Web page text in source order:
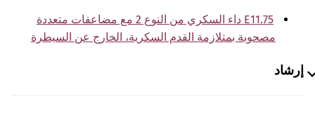
E11.75 داء السكري من النوع 2 مع مضاعفات متعددة
مصحوبة بمتلازمة القدم السكرية، الخارج عن السيطرة
إرشاد